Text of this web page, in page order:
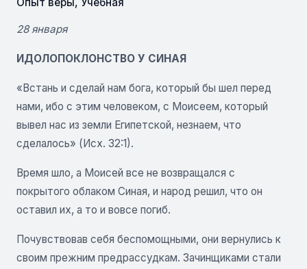
28 января
ИДОЛОПОКЛОНСТВО У СИНАЯ
«Встань и сделай нам бога, который бы шел перед
нами, ибо с этим человеком, с Моисеем, который
вывел нас из земли Египетской, незнаем, что
сделалось» (Исх. 32:1).
Время шло, а Моисей все не возвращался с
покрытого облаком Синая, и народ решил, что он
оставил их, а то и вовсе погиб.
Почувствовав себя беспомощными, они вернулись к
своим прежним предрассудкам. Зачинщиками стали